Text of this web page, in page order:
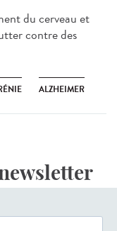
du cerveau et
contre des
ALZHEIMER